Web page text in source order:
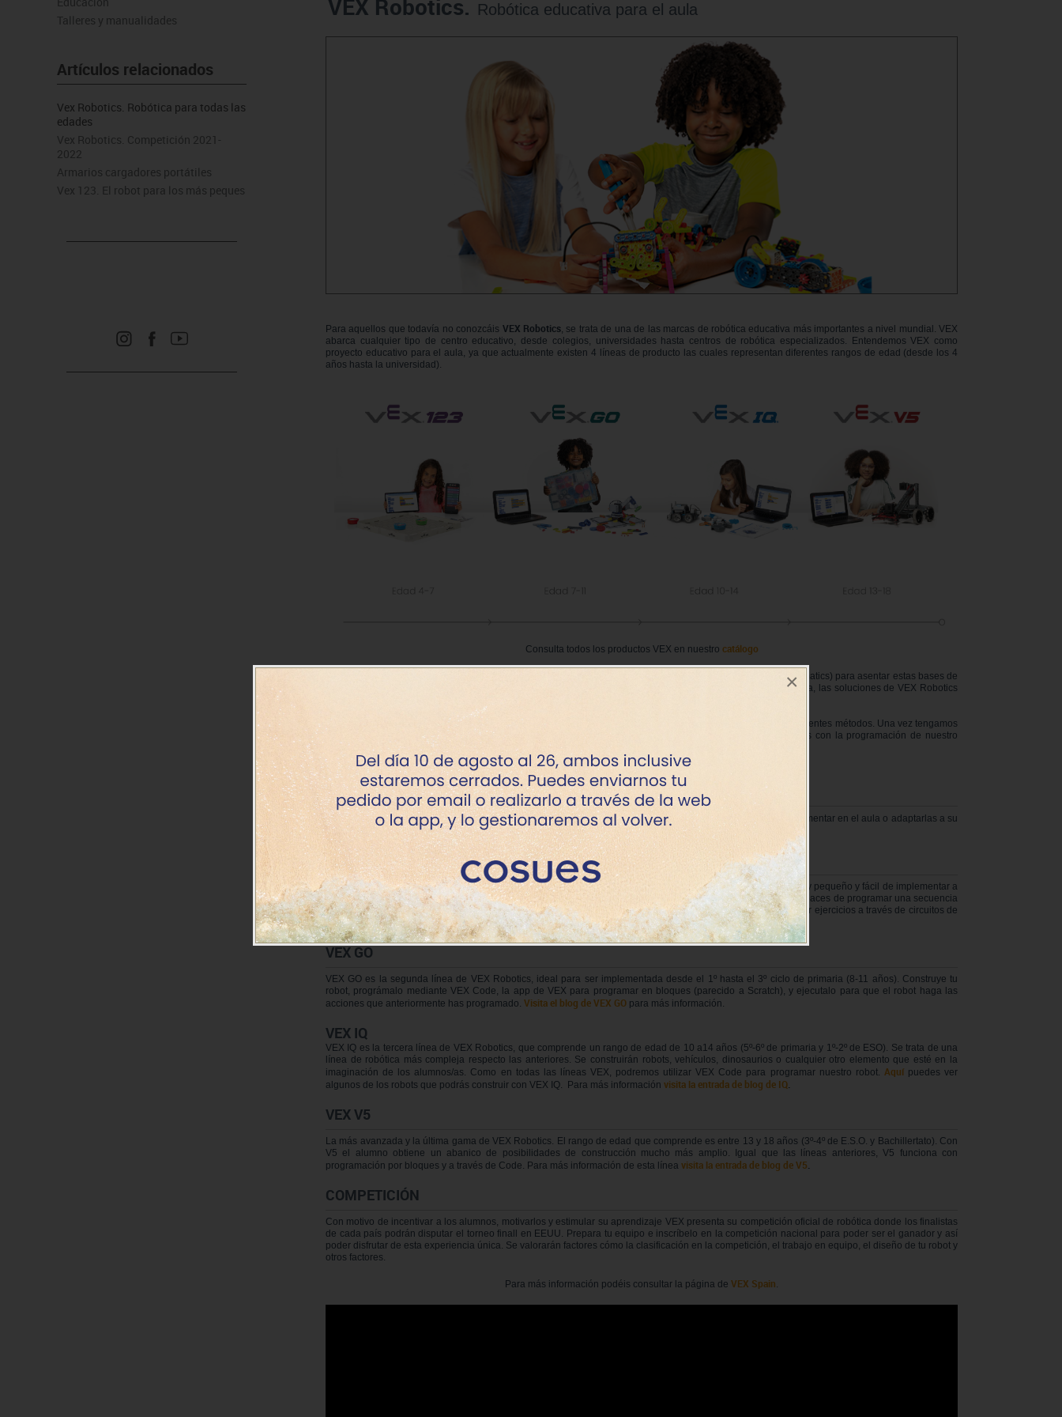
×
Papel y manipulados
Psicomotricidad
Tinkering
Pizarras, vitrinas y expositores
Sillas, bancos y taburetes
Entrenamiento
Psicomotricidad
Micro:bit
Vex robotics
Videoproyección
Talleres y manualidades
Artículos relacionados
Vex Robotics. Robótica para todas las
edades
Vex Robotics. Competición 2021-
2022
Armarios cargadores portátiles
Vex 123. El robot para los más peques
VEX Robotics. Robótica educativa para el aula
Para aquellos que todavía no conozcáis VEX Robotics, se trata de una de las marcas de robótica educativa más importantes a nivel mundial. VEX
abarca cualquier tipo de centro educativo, desde colegios, universidades hasta centros de robótica especializados. Entendemos VEX como
proyecto educativo para el aula, ya que actualmente existen 4 líneas de producto las cuales representan diferentes rangos de edad (desde los 4
años hasta la universidad).
Consulta todos los productos VEX en nuestro catálogo
(Sciencie, Technology, Engineering and Mathematics) para asentar estas bases de
la enseñanza en la escuela o cualquier otro centro educativo. Más allá de los principios de ciencia e ingeniería, las soluciones de VEX Robotics
Los primeros pasos son los de construir un robot para luego, más tarde aprender a programarlo a través de diferentes métodos. Una vez tengamos
nuestro robot podremos plantear diferentes actividades o realizar cualquier tipo de ejercicio que resoldremos con la programación de nuestro
robot.
STEM LAB
Además VEX dispone de una sección"LAB"con actividades complementarias para docentes que podrán implementar en el aula o adaptarlas a su
plan de estudios.
VEX 123
Vex 123 es la línea inicial de VEX Robotics (4-7 años, educación Infantil y 1er ciclo de primaria). Es un robot muy pequeño y fácil de implementar a
temprana edad ya que tiene un funcionamiento muy sencillo. A través de sus botones, los más peques serán capaces de programar una secuencia
de movimiento para conseguir un objetivo o resolver cualquier problema que se les plantee. Se pueden plantear ejercicios a través de circuitos de
movimiento y obstáculos. Para más informaciónvisita nuestra en entrada de blogespecífica de VEX 123.
VEX GO
VEX GO es la segunda línea de VEX Robotics, ideal para ser implementada desde el 1º hasta el 3º ciclo de primaria (8-11 años). Construye tu
robot, prográmalo mediante VEX Code, la app de VEX para programar en bloques (parecido a Scratch), y ejecutalo para que el robot haga las
acciones que anteriormente has programado. Visita el blog de VEX GO para más información.
VEX IQ
VEX IQ es la tercera línea de VEX Robotics, que comprende un rango de edad de 10 a14 años (5º-6º de primaria y 1º-2º de ESO). Se trata de una
línea de robótica más compleja respecto las anteriores. Se construirán robots, vehículos, dinosaurios o cualquier otro elemento que esté en la
imaginación de los alumnos/as. Como en todas las líneas VEX, podremos utilizar VEX Code para programar nuestro robot. Aquí puedes ver
algunos de los robots que podrás construir con VEX IQ. Para más información visita la entrada de blog de IQ.
VEX V5
La más avanzada y la última gama de VEX Robotics. El rango de edad que comprende es entre 13 y 18 años (3º-4º de E.S.O. y Bachillertato). Con
V5 el alumno obtiene un abanico de posibilidades de construcción mucho más amplio. Igual que las líneas anteriores, V5 funciona con
programación por bloques y a través de Code. Para más información de esta línea visita la entrada de blog de V5.
COMPETICIÓN
Con motivo de incentivar a los alumnos, motivarlos y estimular su aprendizaje VEX presenta su competición oficial de robótica donde los finalistas
de cada país podrán disputar el torneo finall en EEUU. Prepara tu equipo e inscríbelo en la competición nacional para poder ser el ganador y así
poder disfrutar de esta experiencia única. Se valorarán factores cómo la clasificación en la competición, el trabajo en equipo, el diseño de tu robot y
otros factores.
Para más información podéis consultar la página de VEX Spain.